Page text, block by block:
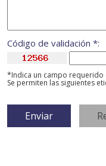
Código de validación *:
*Indica un campo
Se permiten las siguientes